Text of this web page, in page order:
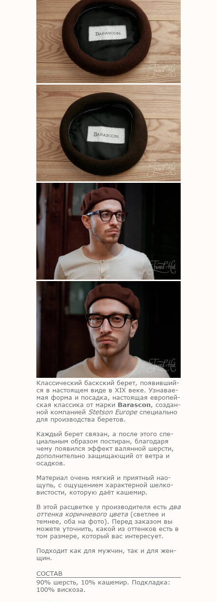
Клас­си­че­ский баск­ский бе­рет, по­явив­ший­
ся в на­сто­я­щем виде в XIX веке. Узна­ва­е­
мая фор­ма и по­сад­ка, на­сто­я­щая ев­ро­пей­
ская клас­си­ка от мар­ки Barascon, со­здан­
ной ком­па­ни­ей Stetson Europeспе­ци­аль­но
для про­из­вод­ства бе­ре­тов.
Каж­дый бе­рет свя­зан, а по­сле это­го спе­
ци­аль­ным об­ра­зом по­сти­ран, бла­го­да­ря
чему по­явил­ся эф­фект ва­лян­ной шер­сти,
до­пол­ни­тель­но за­щи­ща­ю­щий от вет­ра и
осад­ков.
Ма­те­ри­ал очень мяг­кий и при­ят­ный на­о­
щупь, с ощу­ще­ни­ем ха­рак­тер­ной шел­ко­
ви­сто­сти, ко­то­рую даёт ка­ше­мир.
В этой рас­цвет­ке у про­из­во­ди­те­ля есть два
оттенка коричневого цвета (свет­лее и
тем­нее, оба на фото). Пе­ред за­ка­зом вы
мо­же­те уточ­нить, ка­кой из от­тен­ков есть в
том раз­ме­ре, ко­то­рый вас ин­те­ре­су­ет.
Под­хо­дит как для муж­чин, так и для жен­
щин.
СОСТАВ
90% шерсть, 10% кашемир. Подкладка:
100% вискоза.